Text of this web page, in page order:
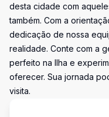
desta cidade com
também. Com a
dedicação de nossa
realidade. Conte com a
perfeito na Ilha e
oferecer. Sua jornada
visita.